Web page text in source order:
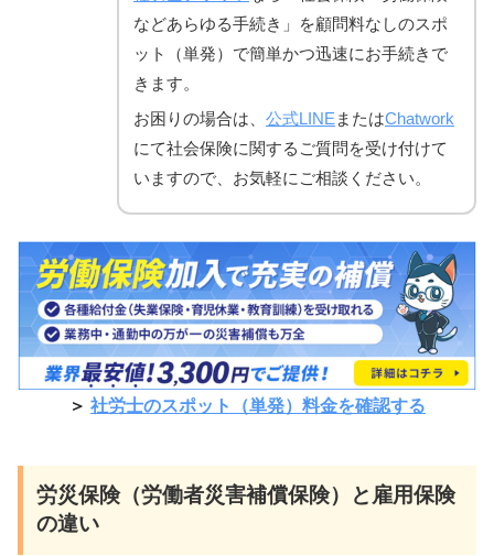
などあらゆる手続き」を顧問料なしのスポ
ット（単発）で簡単かつ迅速にお手続きで
きます。
お困りの場合は、 公式LINE またはChatwork
にて社会保険に関するご質問を受け付けて
いますので、お気軽にご相談ください。
＞ 社労士のスポット（単発）料金を確認する
労災保険（労働者災害補償保険）と雇用保険
の違い